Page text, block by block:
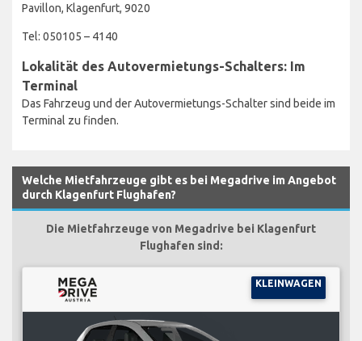
Pavillon, Klagenfurt, 9020
Tel: 050105 – 4140
Lokalität des Autovermietungs-Schalters: Im
Terminal
Das Fahrzeug und der Autovermietungs-Schalter sind beide im
Terminal zu finden.
Welche Mietfahrzeuge gibt es bei Megadrive im Angebot
durch Klagenfurt Flughafen?
Die Mietfahrzeuge von Megadrive bei Klagenfurt
Flughafen sind:
KLEINWAGEN